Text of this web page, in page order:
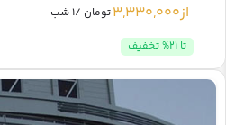
از3,330,000تومان /1 شب
تا 21% تخفیف